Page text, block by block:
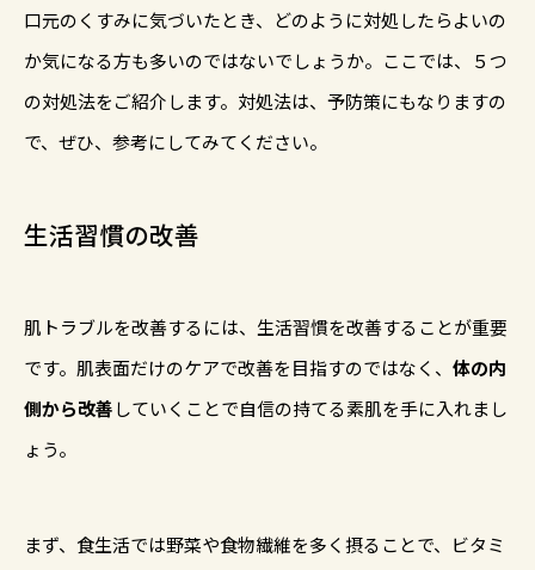
口元のくすみに気づいたとき、どのように対処したらよいの
か気になる方も多いのではないでしょうか。ここでは、５つ
の対処法をご紹介します。対処法は、予防策にもなりますの
で、ぜひ、参考にしてみてください。
生活習慣の改善
肌トラブルを改善するには、生活習慣を改善することが重要
です。肌表面だけのケアで改善を目指すのではなく、 体の内
側から改善していくことで自信の持てる素肌を手に入れまし
ょう。
まず、食生活では野菜や食物繊維を多く摂ることで、ビタミ